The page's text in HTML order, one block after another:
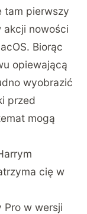
tam pierwszy
nowości
Biorąc
opiewającą
wyobrazić
przed
mogą
cię w
Pro w wersji